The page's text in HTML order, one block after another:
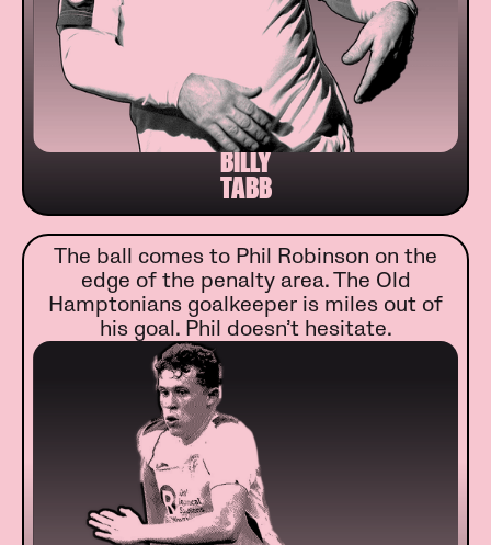
BILLY
TABB
The ball comes to Phil Robinson on the
edge of the penalty area. The Old
Hamptonians goalkeeper is miles out of
his goal. Phil doesn’t hesitate.